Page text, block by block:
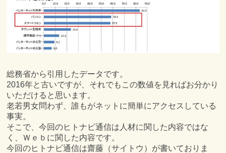
総務省から引用したデータです。
2016年と古いですが、それでもこの数値を見ればお分かり
いただけると思います。
老若男女問わず、誰もがネットに簡単にアクセスしている
事実。
そこで、今回のヒトナビ通信は人材に関した内容ではな
く、Ｗｅｂに関した内容です。
今回のヒトナビ通信は齋藤（サイトウ）が書いておりま